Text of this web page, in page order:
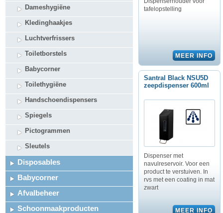
Dameshygiëne
Kledinghaakjes
Luchtverfrissers
Toiletborstels
Babycorner
Toilethygiëne
Handschoendispensers
Spiegels
Pictogrammen
Sleutels
Disposables
Babycorner
Afvalbeheer
Schoonmaakproducten
tafelopstelling
Santral Black NSU5D
zeepdispenser 600ml
Dispenser met
navulreservoir. Voor een
product te verstuiven. In
rvs met een coating in mat
zwart